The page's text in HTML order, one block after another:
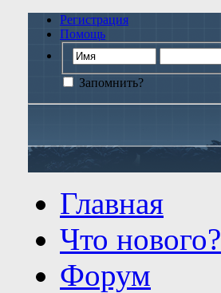
Регистрация
Помощь
Запомнить?
Главная
Что нового?
Форум